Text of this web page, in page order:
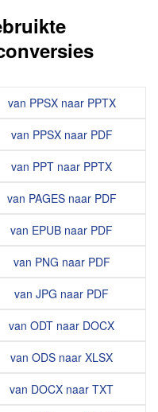
van PPSX naar PPTX
van PPSX naar PDF
van PPT naar PPTX
van PAGES naar PDF
van EPUB naar PDF
van PNG naar PDF
van JPG naar PDF
van ODT naar DOCX
van ODS naar XLSX
van DOCX naar TXT